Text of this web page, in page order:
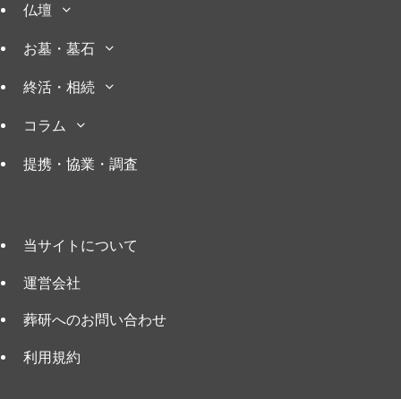
仏壇
お墓・墓石
終活・相続
コラム
提携・協業・調査
当サイトについて
運営会社
葬研へのお問い合わせ
利用規約